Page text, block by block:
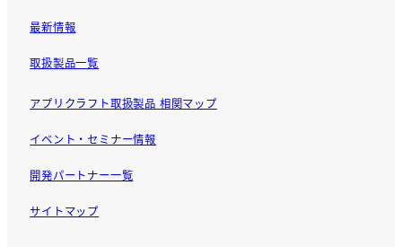
最新情報
取扱製品一覧
アプリクラフト取扱製品 相関マップ
イベント・セミナー情報
開発パートナー一覧
サイトマップ